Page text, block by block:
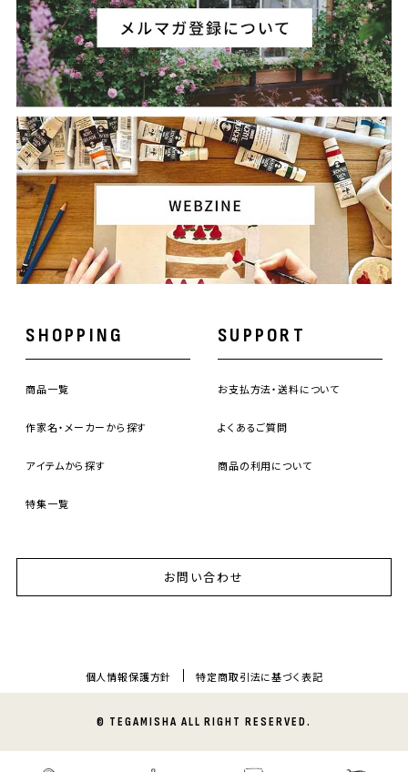
SHOPPING
商品一覧
作家名・メーカーから探す
アイテムから探す
特集一覧
SUPPORT
お支払方法・送料について
よくあるご質問
商品の利用について
お問い合わせ
個人情報保護方針 特定商取引法に基づく表記
© TEGAMISHA ALL RIGHT RESERVED.